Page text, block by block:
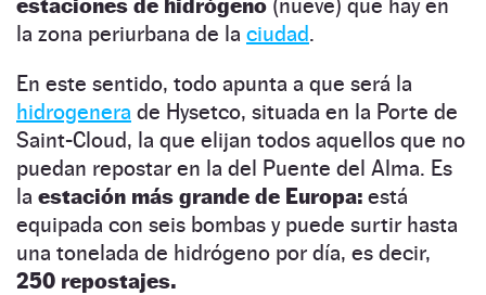
la zona periurbana de la ciudad.
En este sentido, todo apunta a que será la
hidrogenera de Hysetco, situada en la Porte de
Saint-Cloud, la que elijan todos aquellos que no
puedan repostar en la del Puente del Alma. Es
la estación más grande de Europa: está
equipada con seis bombas y puede surtir hasta
una tonelada de hidrógeno por día, es decir,
250 repostajes.